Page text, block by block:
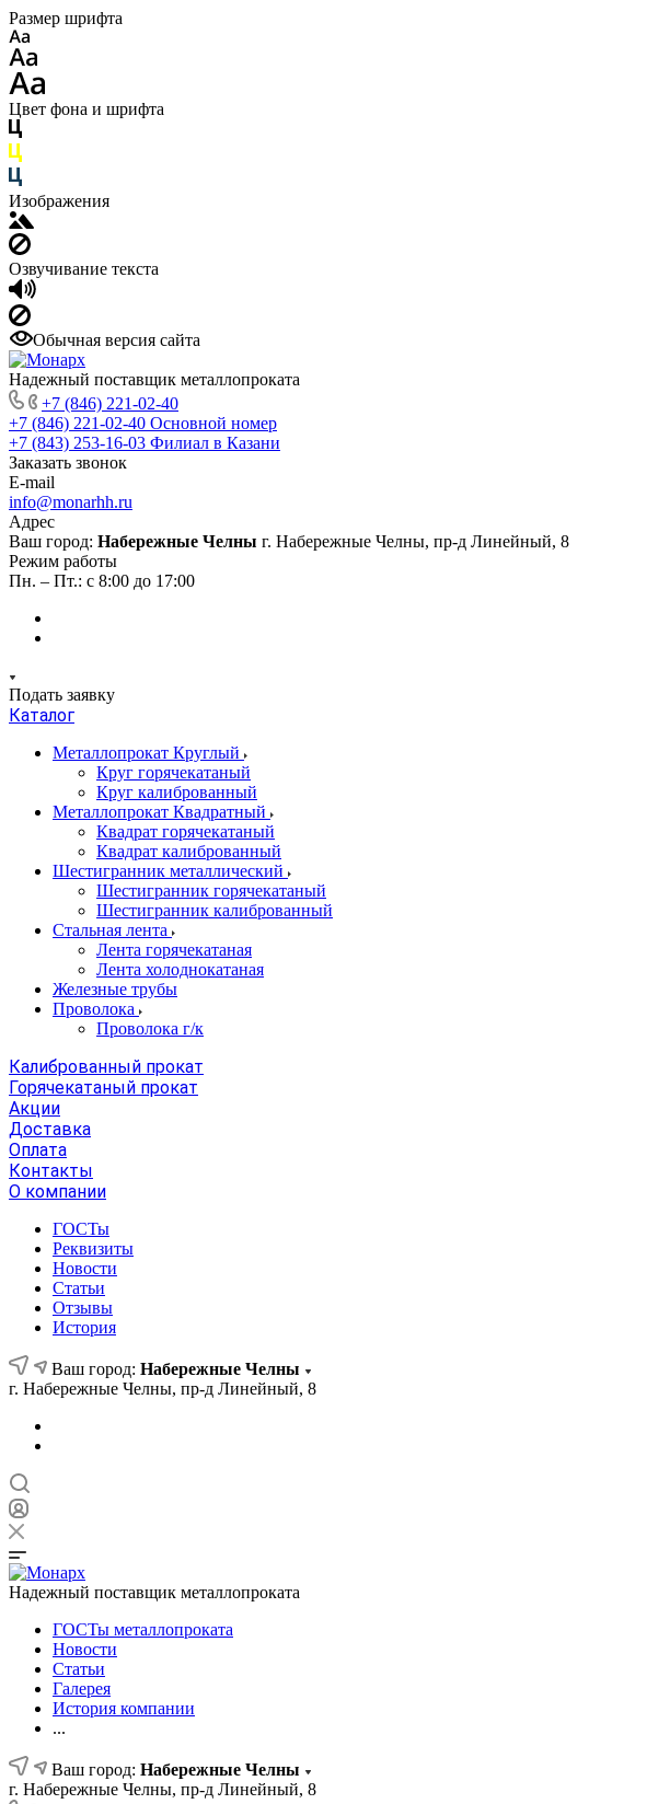
Размер шрифта
Цвет фона и шрифта
Изображения
Озвучивание текста
Обычная версия сайта
Надежный поставщик металлопроката
+7 (846) 221-02-40
+7 (846) 221-02-40 Основной номер
+7 (843) 253-16-03 Филиал в Казани
Заказать звонок
E-mail
info@monarhh.ru
Адрес
Ваш город: Набережные Челны г. Набережные Челны, пр-д Линейный, 8
Режим работы
Пн. – Пт.: с 8:00 до 17:00
Подать заявку
Каталог
Металлопрокат Круглый
Круг горячекатаный
Круг калиброванный
Металлопрокат Квадратный
Квадрат горячекатаный
Квадрат калиброванный
Шестигранник металлический
Шестигранник горячекатаный
Шестигранник калиброванный
Стальная лента
Лента горячекатаная
Лента холоднокатаная
Железные трубы
Проволока
Проволока г/к
Калиброванный прокат
Горячекатаный прокат
Акции
Доставка
Оплата
Контакты
О компании
ГОСТы
Реквизиты
Новости
Статьи
Отзывы
История
Ваш город: Набережные Челны
г. Набережные Челны, пр-д Линейный, 8
Надежный поставщик металлопроката
ГОСТы металлопроката
Новости
Статьи
Галерея
История компании
...
Ваш город: Набережные Челны
г. Набережные Челны, пр-д Линейный, 8